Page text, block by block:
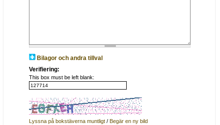
Bilagor och andra tillval
Verifiering:
This box must be left blank:
Lyssna på bokstäverna muntligt /Begär en ny bild